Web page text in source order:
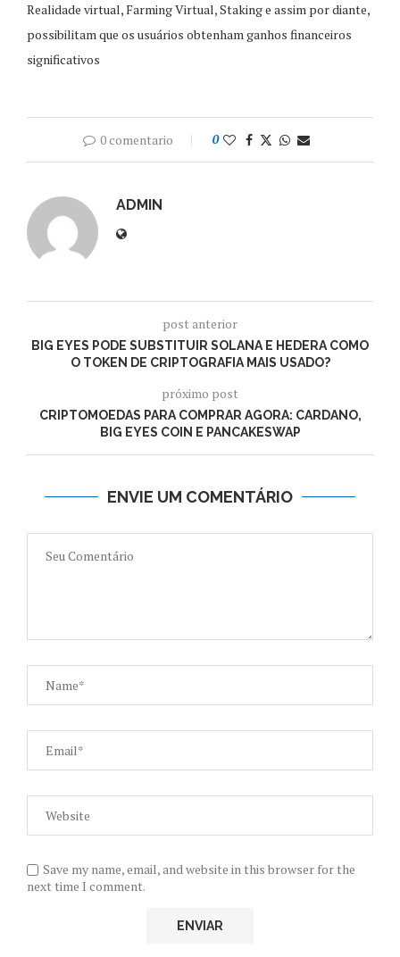
Realidade virtual, Farming Virtual, Staking e assim por diante,
possibilitam que os usuários obtenham ganhos financeiros
significativos
0 comentario 0
ADMIN
post anterior
BIG EYES PODE SUBSTITUIR SOLANA E HEDERA COMO
O TOKEN DE CRIPTOGRAFIA MAIS USADO?
próximo post
CRIPTOMOEDAS PARA COMPRAR AGORA: CARDANO,
BIG EYES COIN E PANCAKESWAP
ENVIE UM COMENTÁRIO
Save my name, email, and website in this browser for the
next time I comment.